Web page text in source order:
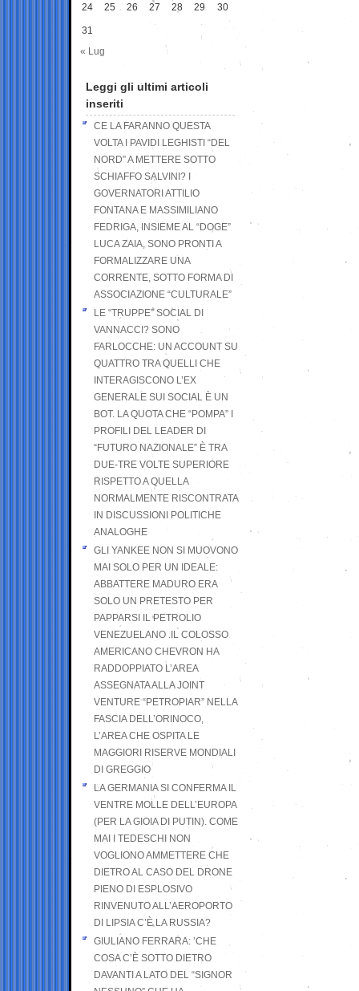
24 25 26 27 28 29 30
31
« Lug
Leggi gli ultimi articoli
inseriti
CE LA FARANNO QUESTA
VOLTA I PAVIDI LEGHISTI “DEL
NORD” A METTERE SOTTO
SCHIAFFO SALVINI? I
GOVERNATORI ATTILIO
FONTANA E MASSIMILIANO
FEDRIGA, INSIEME AL “DOGE”
LUCA ZAIA, SONO PRONTI A
FORMALIZZARE UNA
CORRENTE, SOTTO FORMA DI
ASSOCIAZIONE “CULTURALE”
LE “TRUPPE” SOCIAL DI
VANNACCI? SONO
FARLOCCHE: UN ACCOUNT SU
QUATTRO TRA QUELLI CHE
INTERAGISCONO L’EX
GENERALE SUI SOCIAL È UN
BOT. LA QUOTA CHE “POMPA” I
PROFILI DEL LEADER DI
“FUTURO NAZIONALE” È TRA
DUE-TRE VOLTE SUPERIORE
RISPETTO A QUELLA
NORMALMENTE RISCONTRATA
IN DISCUSSIONI POLITICHE
ANALOGHE
GLI YANKEE NON SI MUOVONO
MAI SOLO PER UN IDEALE:
ABBATTERE MADURO ERA
SOLO UN PRETESTO PER
PAPPARSI IL PETROLIO
VENEZUELANO .IL COLOSSO
AMERICANO CHEVRON HA
RADDOPPIATO L’AREA
ASSEGNATA ALLA JOINT
VENTURE “PETROPIAR” NELLA
FASCIA DELL’ORINOCO,
L’AREA CHE OSPITA LE
MAGGIORI RISERVE MONDIALI
DI GREGGIO
LA GERMANIA SI CONFERMA IL
VENTRE MOLLE DELL’EUROPA
(PER LA GIOIA DI PUTIN). COME
MAI I TEDESCHI NON
VOGLIONO AMMETTERE CHE
DIETRO AL CASO DEL DRONE
PIENO DI ESPLOSIVO
RINVENUTO ALL’AEROPORTO
DI LIPSIA C’È LA RUSSIA?
GIULIANO FERRARA: ’CHE
COSA C’È SOTTO DIETRO
DAVANTI A LATO DEL “SIGNOR